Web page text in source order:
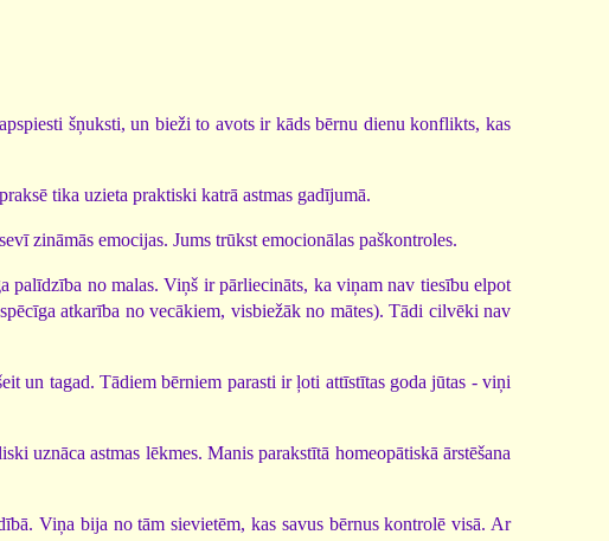
šņuksti, un bieži to avots ir kāds bērnu dienu konflikts, kas
tika uzieta praktiski katrā astmas gadījumā.
zināmās emocijas. Jums trūkst emocionālas paškontroles.
palīdzība no malas. Viņš ir pārliecināts, ka viņam nav tiesību elpot
atkarība no vecākiem, visbiežāk no mātes). Tādi cilvēki nav
un tagad. Tādiem bērniem parasti ir ļoti attīstītas goda jūtas - viņi
uznāca astmas lēkmes. Manis parakstītā homeopātiskā ārstēšana
Viņa bija no tām sievietēm, kas savus bērnus kontrolē visā. Ar